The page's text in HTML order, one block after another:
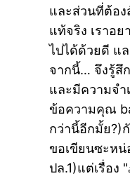
และส่วนที่ต้อ
แท้จริง เราอ
ไปได้ด้วยดี แ
จากนี้… จึงรู้สึ
และมีความจำ
ข้อความคุณ
กว่านี้อีกมั้ย?)
ขอเขียนซะหน่
ปล.1)แต่เรื่อง